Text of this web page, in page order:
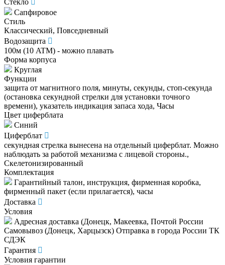
Стекло
Сапфировое
Стиль
Классический, Повседневный
Водозащита
100м (10 ATM) - можно плавать
Форма корпуса
Круглая
Функции
защита от магнитного поля, минуты, секунды, стоп-секунда
(остановка секундной стрелки для установки точного
времени), указатель индикация запаса хода, Часы
Цвет циферблата
Синий
Циферблат
секундная стрелка вынесена на отдельный циферблат. Можно
наблюдать за работой механизма с лицевой стороны.,
Скелетонизированный
Комплектация
Гарантийный талон, инструкция, фирменная коробка,
фирменный пакет (если прилагается), часы
Доставка
Условия
Адресная доставка (Донецк, Макеевка, Почтой России
Самовывоз (Донецк, Харцызск) Отправка в города России ТК
СДЭК
Гарантия
Условия гарантии